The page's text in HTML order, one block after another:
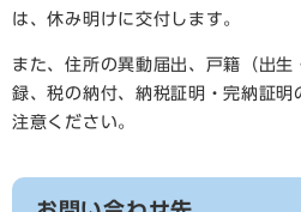
は、休み明けに交付します。
また、住所の異動届出、戸籍（出
録、税の納付、納税証明・完納証
注意ください。